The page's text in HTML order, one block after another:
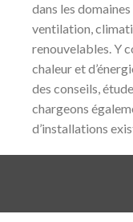
dans les
ventilation,
renouvelables. Y
chaleur et
des conseils,
chargeons
d’installations